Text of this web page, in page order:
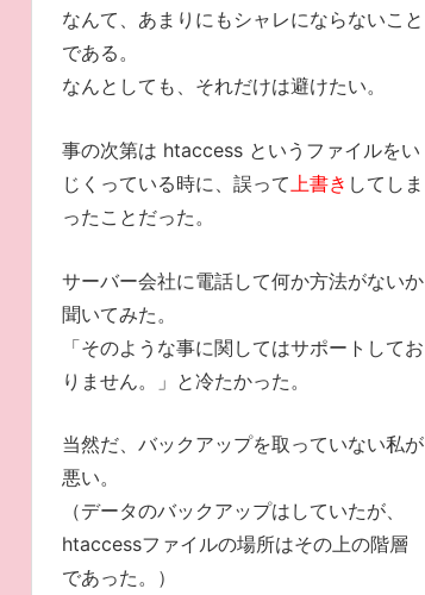
なんて、あまりにもシャレにならないこと
である。
なんとしても、それだけは避けたい。
事の次第は htaccess というファイルをい
じくっている時に、誤って 上書き してしま
ったことだった。
サーバー会社に電話して何か方法がないか
聞いてみた。
「そのような事に関してはサポートしてお
りません。」と冷たかった。
当然だ、バックアップを取っていない私が
悪い。
（データのバックアップはしていたが、
htaccessファイルの場所はその上の階層
であった。）